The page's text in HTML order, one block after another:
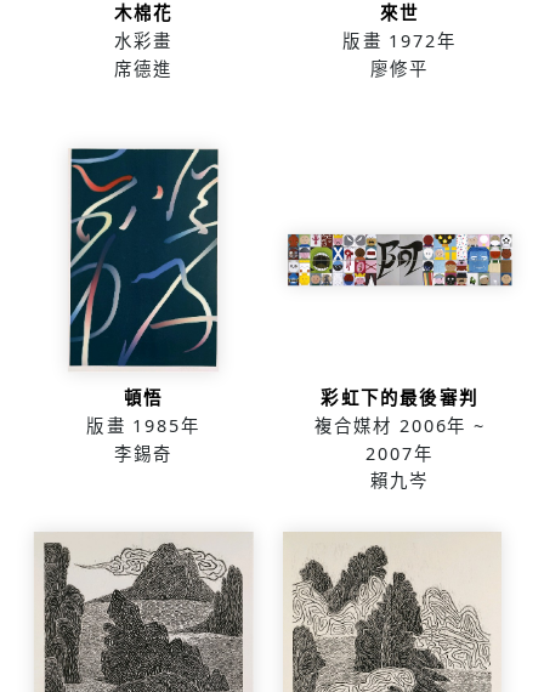
木棉花
水彩畫
席德進
來世
版畫 1972年
廖修平
頓悟
版畫 1985年
李錫奇
彩虹下的最後審判
複合媒材 2006年 ~
2007年
賴九岑